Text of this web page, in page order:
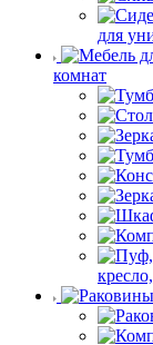
для
комнат